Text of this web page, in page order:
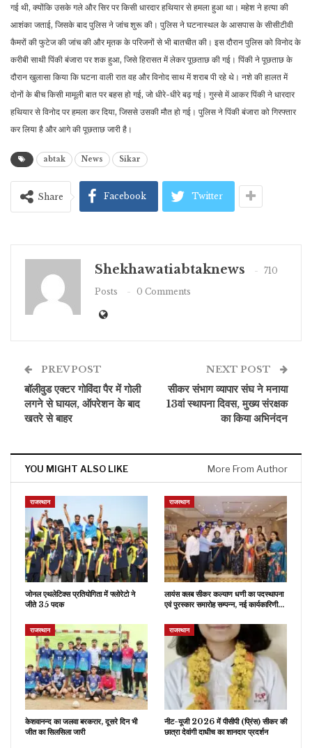
गई थी, क्योंकि उसके गले और सिर पर किसी धारदार हथियार से हमला हुआ था। महेश ने हत्या की
आशंका जताई, जिसके बाद पुलिस ने जांच शुरू की। पुलिस ने घटनास्थल के आसपास के सीसीटीवी
कैमरों की फुटेज की जांच की और मृतक के परिजनों से भी बातचीत की। इस दौरान पुलिस को विनोद के
करीबी साथी पिंकी बंजारा पर शक हुआ, जिसे हिरासत में लेकर पूछताछ की गई। पिंकी ने पूछताछ के
दौरान खुलासा किया कि घटना वाली रात वह और विनोद साथ में शराब पी रहे थे। नशे की हालत में
दोनों के बीच किसी मामूली बात पर बहस हो गई, जो धीरे-धीरे बढ़ गई। गुस्से में आकर पिंकी ने धारदार
हथियार से विनोद पर हमला कर दिया, जिससे उसकी मौत हो गई। पुलिस ने पिंकी बंजारा को गिरफ्तार
कर लिया है और आगे की पूछताछ जारी है।
abtak News Sikar
Share Facebook Twitter
Shekhawatiabtaknews
710
Posts
0 Comments
PREV POST
बॉलीवुड एक्टर गोविंदा पैर में गोली
लगने से घायल, ऑपरेशन के बाद
खतरे से बाहर
NEXT POST
सीकर संभाग व्यापार संघ ने मनाया
13वां स्थापना दिवस, मुख्य संरक्षक
का किया अभिनंदन
YOU MIGHT ALSO LIKE More From Author
राजस्थान
जोनल एथलेटिक्स प्रतियोगिता में फ्लोरेटो ने
जीते 35 पदक
राजस्थान
लायंस क्लब सीकर कल्याण धणी का पदस्थापना
एवं पुरस्कार समारोह सम्पन्न, नई कार्यकारिणी…
राजस्थान
केशवानन्द का जलवा बरकरार, दूसरे दिन भी
जीत का सिलसिला जारी
राजस्थान
नीट-यूजी 2026 में पीसीपी (प्रिंस) सीकर की
छात्रा देवांगी दाधीच का शानदार प्रदर्शन